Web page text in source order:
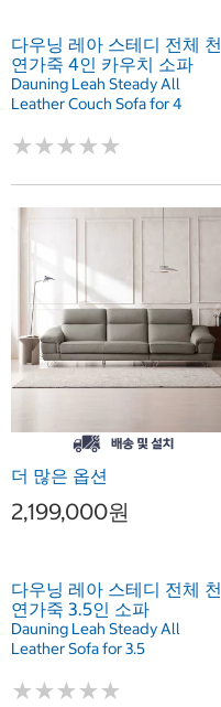
다우닝 레아 스테디 전체 천
연가죽 4인 카우치 소파
Dauning Leah Steady All
Leather Couch Sofa for 4
★★★★★
★★★★★
더 많은 옵션
2,199,000원
다우닝 레아 스테디 전체 천
연가죽 3.5인 소파
Dauning Leah Steady All
Leather Sofa for 3.5
★★★★★
★★★★★